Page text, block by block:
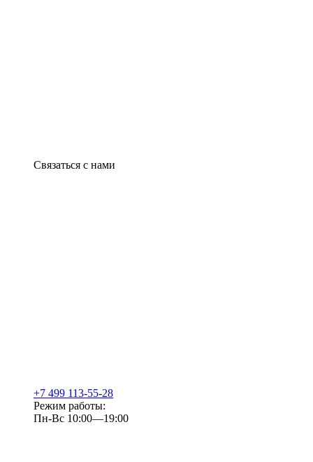
Связаться с нами
+7 499 113-55-28
Режим работы:
Пн-Вс 10:00—19:00